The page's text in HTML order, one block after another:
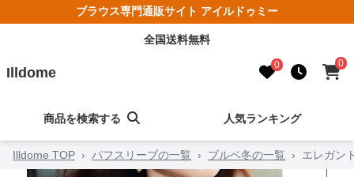
ブラウス専門通販サイト アイルドゥミー
全国送料無料
Illdome 0 0
商品を検索する 人気ランキング
Illdome TOP › パフスリーブの一覧 › ブルベ冬の一覧 › エレガン